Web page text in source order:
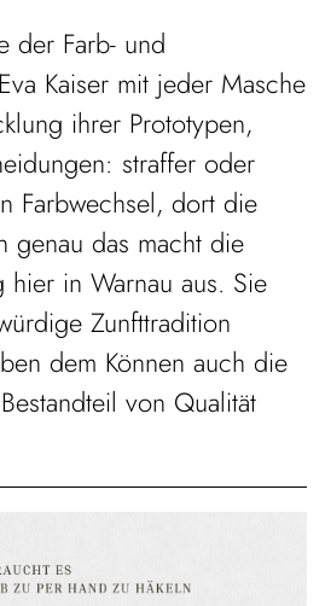
der Farb- und
Kaiser mit jeder Masche
ihrer Prototypen,
straffer oder
Farbwechsel, dort die
genau das macht die
hier in Warnau aus. Sie
Zunfttradition
dem Können auch die
von Qualität